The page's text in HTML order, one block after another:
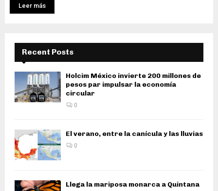
Leer más
Recent Posts
Holcim México invierte 200 millones de
pesos par impulsar la economía
circular
0
El verano, entre la canícula y las lluvias
0
Llega la mariposa monarca a Quintana